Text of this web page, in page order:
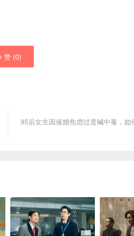
赞 (0)
95后女生因催婚焦虑过度碱中毒，如